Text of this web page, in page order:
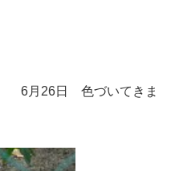
いてきま